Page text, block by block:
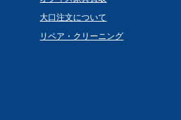
大口注文について
リペア・クリーニング